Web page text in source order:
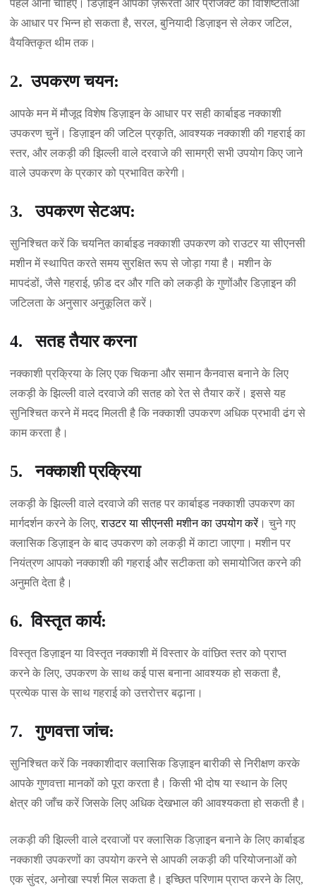
पहले आना चाहिए। डिज़ाइन आपकी ज़रूरतों और प्रोजेक्ट की विशिष्टताओं
के आधार पर भिन्न हो सकता है, सरल, बुनियादी डिज़ाइन से लेकर जटिल,
वैयक्तिकृत थीम तक।
2. उपकरण चयन:
आपके मन में मौजूद विशेष डिज़ाइन के आधार पर सही कार्बाइड नक्काशी
उपकरण चुनें। डिज़ाइन की जटिल प्रकृति, आवश्यक नक्काशी की गहराई का
स्तर, और लकड़ी की झिल्ली वाले दरवाजे की सामग्री सभी उपयोग किए जाने
वाले उपकरण के प्रकार को प्रभावित करेगी।
3. उपकरण सेटअप:
सुनिश्चित करें कि चयनित कार्बाइड नक्काशी उपकरण को राउटर या सीएनसी
मशीन में स्थापित करते समय सुरक्षित रूप से जोड़ा गया है। मशीन के
मापदंडों, जैसे गहराई, फ़ीड दर और गति को लकड़ी के गुणोंऔर डिज़ाइन की
जटिलता के अनुसार अनुकूलित करें।
4. सतह तैयार करना
नक्काशी प्रक्रिया के लिए एक चिकना और समान कैनवास बनाने के लिए
लकड़ी के झिल्ली वाले दरवाजे की सतह को रेत से तैयार करें। इससे यह
सुनिश्चित करने में मदद मिलती है कि नक्काशी उपकरण अधिक प्रभावी ढंग से
काम करता है।
5. नक्काशी प्रक्रिया
लकड़ी के झिल्ली वाले दरवाजे की सतह पर कार्बाइड नक्काशी उपकरण का
मार्गदर्शन करने के लिए,राउटर या सीएनसी मशीन का उपयोग करें। चुने गए
क्लासिक डिज़ाइन के बाद उपकरण को लकड़ी में काटा जाएगा। मशीन पर
नियंत्रण आपको नक्काशी की गहराई और सटीकता को समायोजित करने की
अनुमति देता है।
6. विस्तृत कार्य:
विस्तृत डिज़ाइन या विस्तृत नक्काशी में विस्तार के वांछित स्तर को प्राप्त
करने के लिए, उपकरण के साथ कई पास बनाना आवश्यक हो सकता है,
प्रत्येक पास के साथ गहराई को उत्तरोत्तर बढ़ाना।
7. गुणवत्ता जांच:
सुनिश्चित करें कि नक्काशीदार क्लासिक डिज़ाइन बारीकी से निरीक्षण करके
आपके गुणवत्ता मानकों को पूरा करता है। किसी भी दोष या स्थान के लिए
क्षेत्र की जाँच करें जिसके लिए अधिक देखभाल की आवश्यकता हो सकती है।
लकड़ी की झिल्ली वाले दरवाजों पर क्लासिक डिज़ाइन बनाने के लिए कार्बाइड
नक्काशी उपकरणों का उपयोग करने से आपकी लकड़ी की परियोजनाओं को
एक सुंदर, अनोखा स्पर्श मिल सकता है। इच्छित परिणाम प्राप्त करने के लिए,